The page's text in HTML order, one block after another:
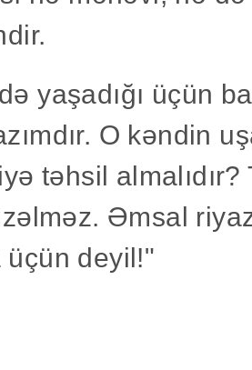
yaşadığı üçün
O kəndin
təhsil
Əmsal
üçün deyil!"